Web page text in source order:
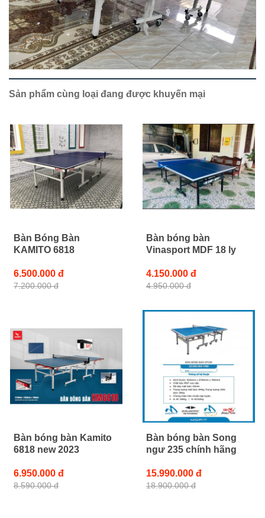
Sản phẩm cùng loại đang được khuyến mại
Bàn Bóng Bàn
KAMITO 6818
6.500.000 đ
7.200.000 đ
Bàn bóng bàn
Vinasport MDF 18 ly
4.150.000 đ
4.950.000 đ
Bàn bóng bàn Kamito
6818 new 2023
6.950.000 đ
8.590.000 đ
Bàn bóng bàn Song
ngư 235 chính hãng
15.990.000 đ
18.900.000 đ